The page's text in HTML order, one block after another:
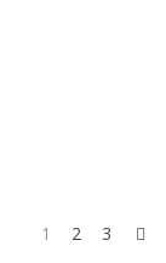
1 2 3